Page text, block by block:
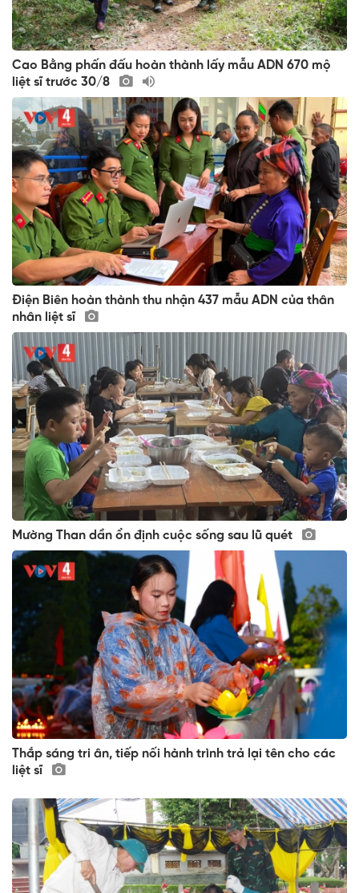
Cao Bằng phấn đấu hoàn thành lấy mẫu ADN 670 mộ
liệt sĩ trước 30/8
Điện Biên hoàn thành thu nhận 437 mẫu ADN của thân
nhân liệt sĩ
Mường Than dần ổn định cuộc sống sau lũ quét
Thắp sáng tri ân, tiếp nối hành trình trả lại tên cho các
liệt sĩ